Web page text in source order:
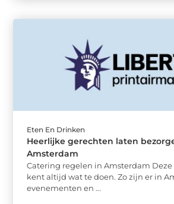
Eten En Drinken
Heerlijke gerechten laten
Amsterdam
Catering regelen in Amsterdam
kent altijd wat te doen. Zo zijn er in
evenementen en ...